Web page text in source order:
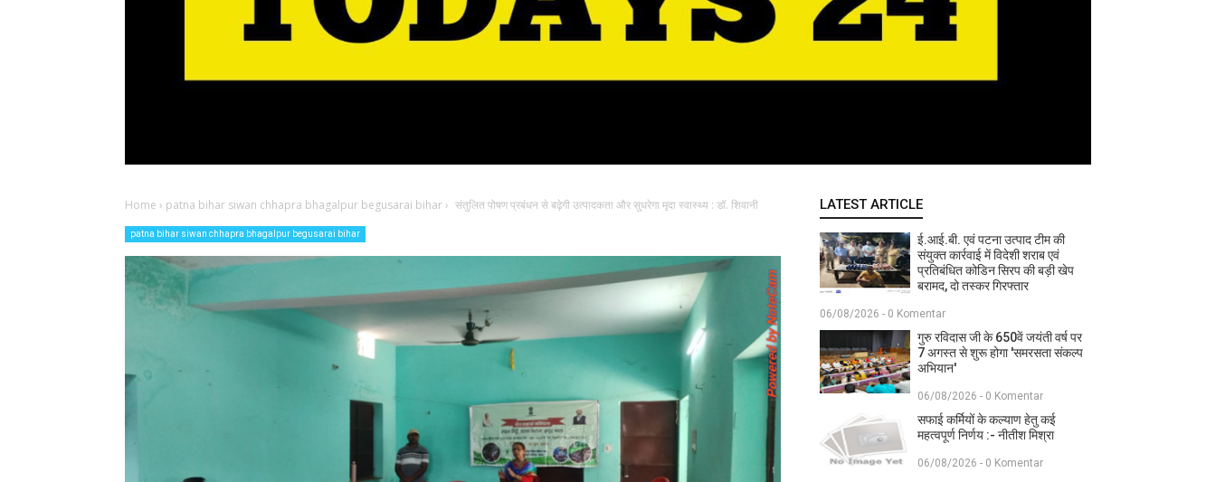
Home › patna bihar siwan chhapra bhagalpur begusarai bihar› संतुलित पोषण प्रबंधन से बढ़ेगी उत्पादकता और सुधरेगा मृदा स्वास्थ्य : डॉ. शिवानी
patna bihar siwan chhapra bhagalpur begusarai bihar
LATEST ARTICLE
ई.आई.बी. एवं पटना उत्पाद टीम की
संयुक्त कार्रवाई में विदेशी शराब एवं
प्रतिबंधित कोडिन सिरप की बड़ी खेप
बरामद, दो तस्कर गिरफ्तार
06/08/2026 - 0 Komentar
गुरु रविदास जी के 650वें जयंती वर्ष पर
7 अगस्त से शुरू होगा 'समरसता संकल्प
अभियान'
06/08/2026 - 0 Komentar
सफाई कर्मियों के कल्याण हेतु कई
महत्वपूर्ण निर्णय :- नीतीश मिश्रा
06/08/2026 - 0 Komentar